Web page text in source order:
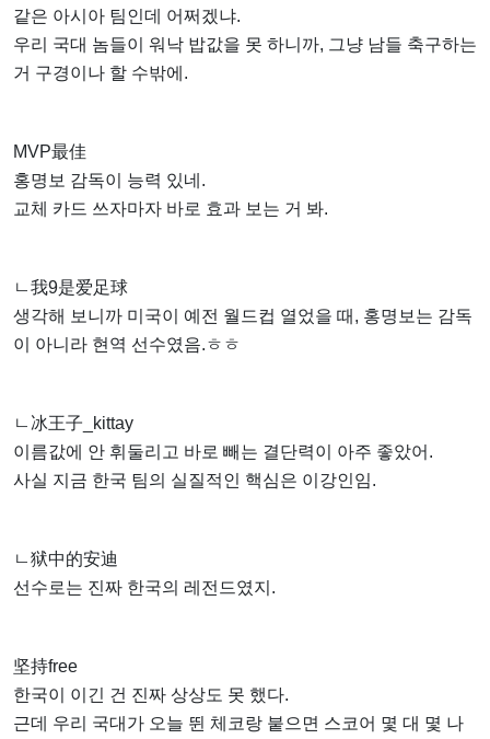
같은 아시아 팀인데 어쩌겠냐.
우리 국대 놈들이 워낙 밥값을 못 하니까, 그냥 남들 축구하는
거 구경이나 할 수밖에.
MVP最佳
홍명보 감독이 능력 있네.
교체 카드 쓰자마자 바로 효과 보는 거 봐.
ㄴ我9是爱足球
생각해 보니까 미국이 예전 월드컵 열었을 때, 홍명보는 감독
이 아니라 현역 선수였음.ㅎㅎ
ㄴ冰王子_kittay
이름값에 안 휘둘리고 바로 빼는 결단력이 아주 좋았어.
사실 지금 한국 팀의 실질적인 핵심은 이강인임.
ㄴ狱中的安迪
선수로는 진짜 한국의 레전드였지.
坚持free
한국이 이긴 건 진짜 상상도 못 했다.
근데 우리 국대가 오늘 뛴 체코랑 붙으면 스코어 몇 대 몇 나